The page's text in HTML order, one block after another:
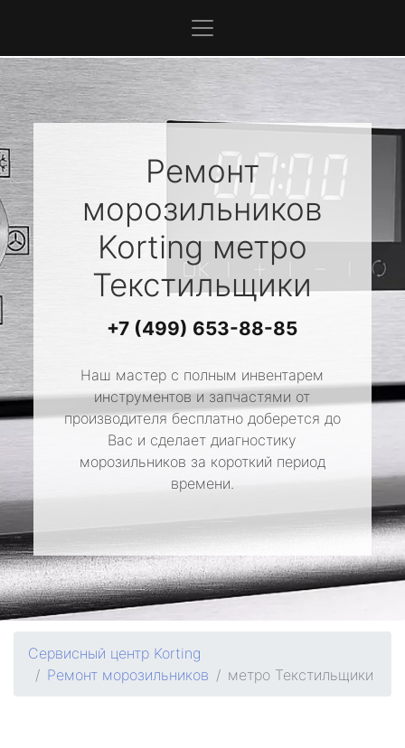
Ремонт
морозильников
Kortingметро
Текстильщики
+7 (499) 653-88-85
Наш мастер с полным инвентарем
инструментов и запчастями от
производителя бесплатно доберется до
Вас и сделает диагностику
морозильников за короткий период
времени.
Сервисный центр Korting
Ремонт морозильников
метро Текстильщики